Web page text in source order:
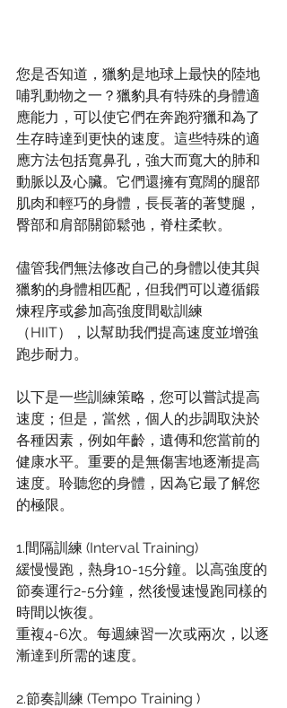
您是否知道，獵豹是地球上最快的陸地
哺乳動物之一？獵豹具有特殊的身體適
應能力，可以使它們在奔跑狩獵和為了
生存時達到更快的速度。這些特殊的適
應方法包括寬鼻孔，強大而寬大的肺和
動脈以及心臟。它們還擁有寬闊的腿部
肌肉和輕巧的身體，長長著的著雙腿，
臀部和肩部關節鬆弛，脊柱柔軟。
儘管我們無法修改自己的身體以使其與
獵豹的身體相匹配，但我們可以遵循鍛
煉程序或參加高強度間歇訓練
（HIIT），以幫助我們提高速度並增強
跑步耐力。
以下是一些訓練策略，您可以嘗試提高
速度；但是，當然，個人的步調取決於
各種因素，例如年齡，遺傳和您當前的
健康水平。重要的是無傷害地逐漸提高
速度。聆聽您的身體，因為它最了解您
的極限。
1.間隔訓練 (Interval Training)
緩慢慢跑，熱身10-15分鐘。以高強度的
節奏運行2-5分鐘，然後慢速慢跑同樣的
時間以恢復。
重複4-6次。每週練習一次或兩次，以逐
漸達到所需的速度。
2.節奏訓練 (Tempo Training )